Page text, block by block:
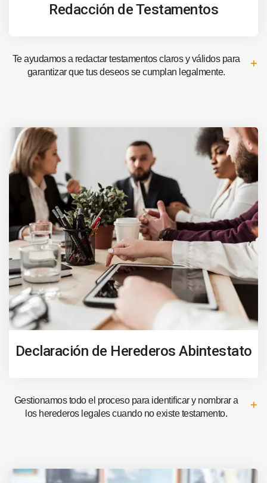
Redacción de Testamentos
Te ayudamos a redactar testamentos claros y válidos para
garantizar que tus deseos se cumplan legalmente.
Declaración de Herederos Abintestato
Gestionamos todo el proceso para identificar y nombrar a
los herederos legales cuando no existe testamento.